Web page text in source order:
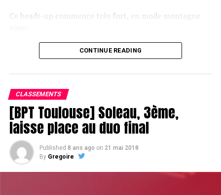
Ce heads-up commence très fort, en mode montagne
Le champagne va réchauffer si les deux finalistes ne se décident pas !
CONTINUE READING
CLASSEMENTS
[BPT Toulouse] Soleau, 3ème,
laisse place au duo final
Published 8 ans ago on 21 mai 2018
By Gregoire